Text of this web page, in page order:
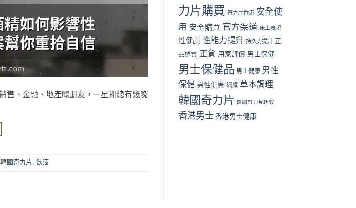
售、金融、地產嘅朋友，一星期總有幾晚
韓國奇力片 飲酒
南〉
中
力片購買 奇力片香港 安全使
用 安全購買 官方渠道 床上表現
性健康 性能力提升 持久力提升 正
品購買 正貨 用家評價 男士保健
男士保健品 男士健康 男性
保健 男性健康 網購 草本調理
韓國奇力片 韓國奇力片功效
香港男士 香港男士健康